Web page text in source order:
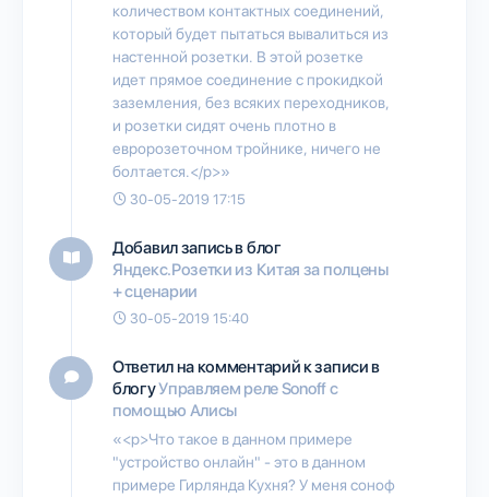
количеством контактных соединений,
который будет пытаться вывалиться из
настенной розетки. В этой розетке
идет прямое соединение с прокидкой
заземления, без всяких переходников,
и розетки сидят очень плотно в
евророзеточном тройнике, ничего не
болтается.</p>»
30-05-2019 17:15
Добавил запись в блог
Яндекс.Розетки из Китая за полцены
+ сценарии
30-05-2019 15:40
Ответил на комментарий к записи в
блогуУправляем реле Sonoff с
помощью Алисы
«<p>Что такое в данном примере
"устройство онлайн" - это в данном
примере Гирлянда Кухня? У меня соноф